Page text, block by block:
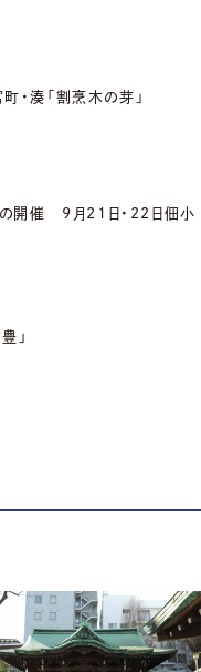
湊「割烹木の芽」
の開催 9月21日・22日佃小
」